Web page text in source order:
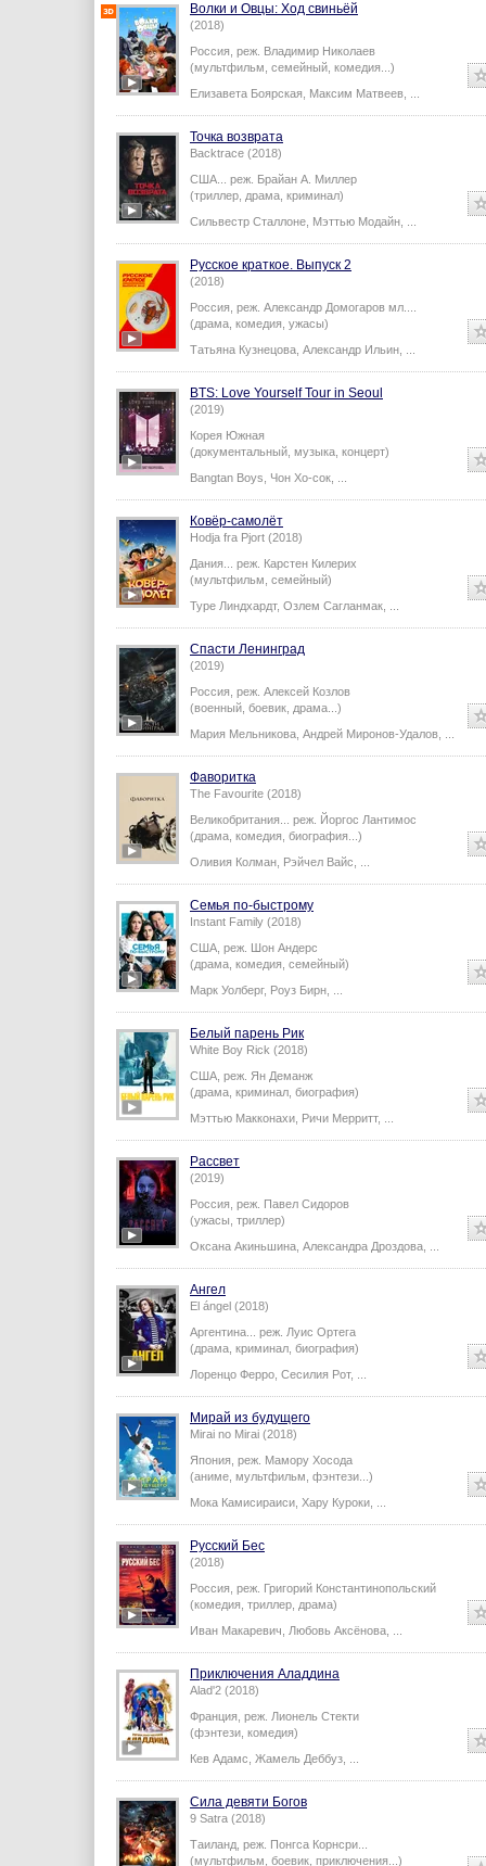
Волки и Овцы: Ход свиньёй
(2018)
Россия, реж. Владимир Николаев
(мультфильм, семейный, комедия...)
Елизавета Боярская
Максим Матвеев
Точка возврата
Backtrace (2018)
США... реж. Брайан А. Миллер
(триллер, драма, криминал)
Сильвестр Сталлоне Мэттью Модайн
Русское краткое. Выпуск 2
(2018)
Россия, реж. Александр Домогаров мл.
(драма, комедия, ужасы)
Татьяна Кузнецова Александр Ильин
BTS: Love Yourself Tour in Seoul
(2019)
Корея Южная
(документальный, музыка, концерт)
Bangtan Boys
Чон Хо-сок
Ковёр-самолёт
Hodja fra Pjort (2018)
Дания... реж. Карстен Килерих
(мультфильм, семейный)
Туре Линдхардт, Озлем Сагланмак
Спасти Ленинград
(2019)
Россия, реж. Алексей Козлов
(военный, боевик, драма...)
Мария Мельникова Андрей Миронов-Удалов
Фаворитка
The Favourite (2018)
Великобритания... реж. Йоргос Лантимос
(драма, комедия, биография...)
Оливия Колман Рэйчел Вайс
Семья по-быстрому
Instant Family (2018)
США, реж. Шон Андерс
(драма, комедия, семейный)
Марк Уолберг, Роуз Бирн
Белый парень Рик
White Boy Rick (2018)
США, реж. Ян Деманж
(драма, криминал, биография)
Мэттью Макконахи Ричи Мерритт,
Рассвет
(2019)
Россия, реж. Павел Сидоров
(ужасы, триллер)
Оксана Акиньшина Александра Дроздова
Ангел
El ángel (2018)
Аргентина... реж. Луис Ортега
(драма, криминал, биография)
Лоренцо Ферро Сесилия Рот,
Мирай из будущего
Mirai no Mirai (2018)
Япония, реж. Мамору Хосода
(аниме, мультфильм, фэнтези...)
Мока Камисираиси Хару Куроки
Русский Бес
(2018)
Россия, реж. Григорий Константинопольский
(комедия, триллер, драма)
Иван Макаревич
Любовь Аксёнова
Приключения Аладдина
Alad'2 (2018)
Франция, реж. Лионель Стекти
(фэнтези, комедия)
Кев Адамс Жамель Деббуз
Сила девяти Богов
9 Satra (2018)
Таиланд, реж. Понгса Корнсри
(мультфильм, боевик, приключения...)